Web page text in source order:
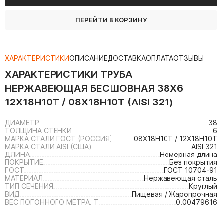
ПЕРЕЙТИ В КОРЗИНУ
ХАРАКТЕРИСТИКИОПИСАНИЕДОСТАВКАОПЛАТАОТЗЫВЫ
ХАРАКТЕРИСТИКИ ТРУБА
НЕРЖАВЕЮЩАЯ БЕСШОВНАЯ 38Х6
12Х18Н10Т / 08Х18Н10Т (AISI 321)
ДИАМЕТР
38
ТОЛЩИНА СТЕНКИ
6
МАРКА СТАЛИ ГОСТ (РОССИЯ)
08Х18Н10Т / 12Х18Н10Т
МАРКА СТАЛИ AISI (США)
AISI 321
ДЛИНА
Немерная длина
ПОКРЫТИЕ
Без покрытия
ГОСТ
ГОСТ 10704-91
МАТЕРИАЛ
Нержавеющая сталь
ТИП СЕЧЕНИЯ
Круглый
ВИД
Пищевая / Жаропрочная
ВЕС ПОГОННОГО МЕТРА. Т
0.00479616